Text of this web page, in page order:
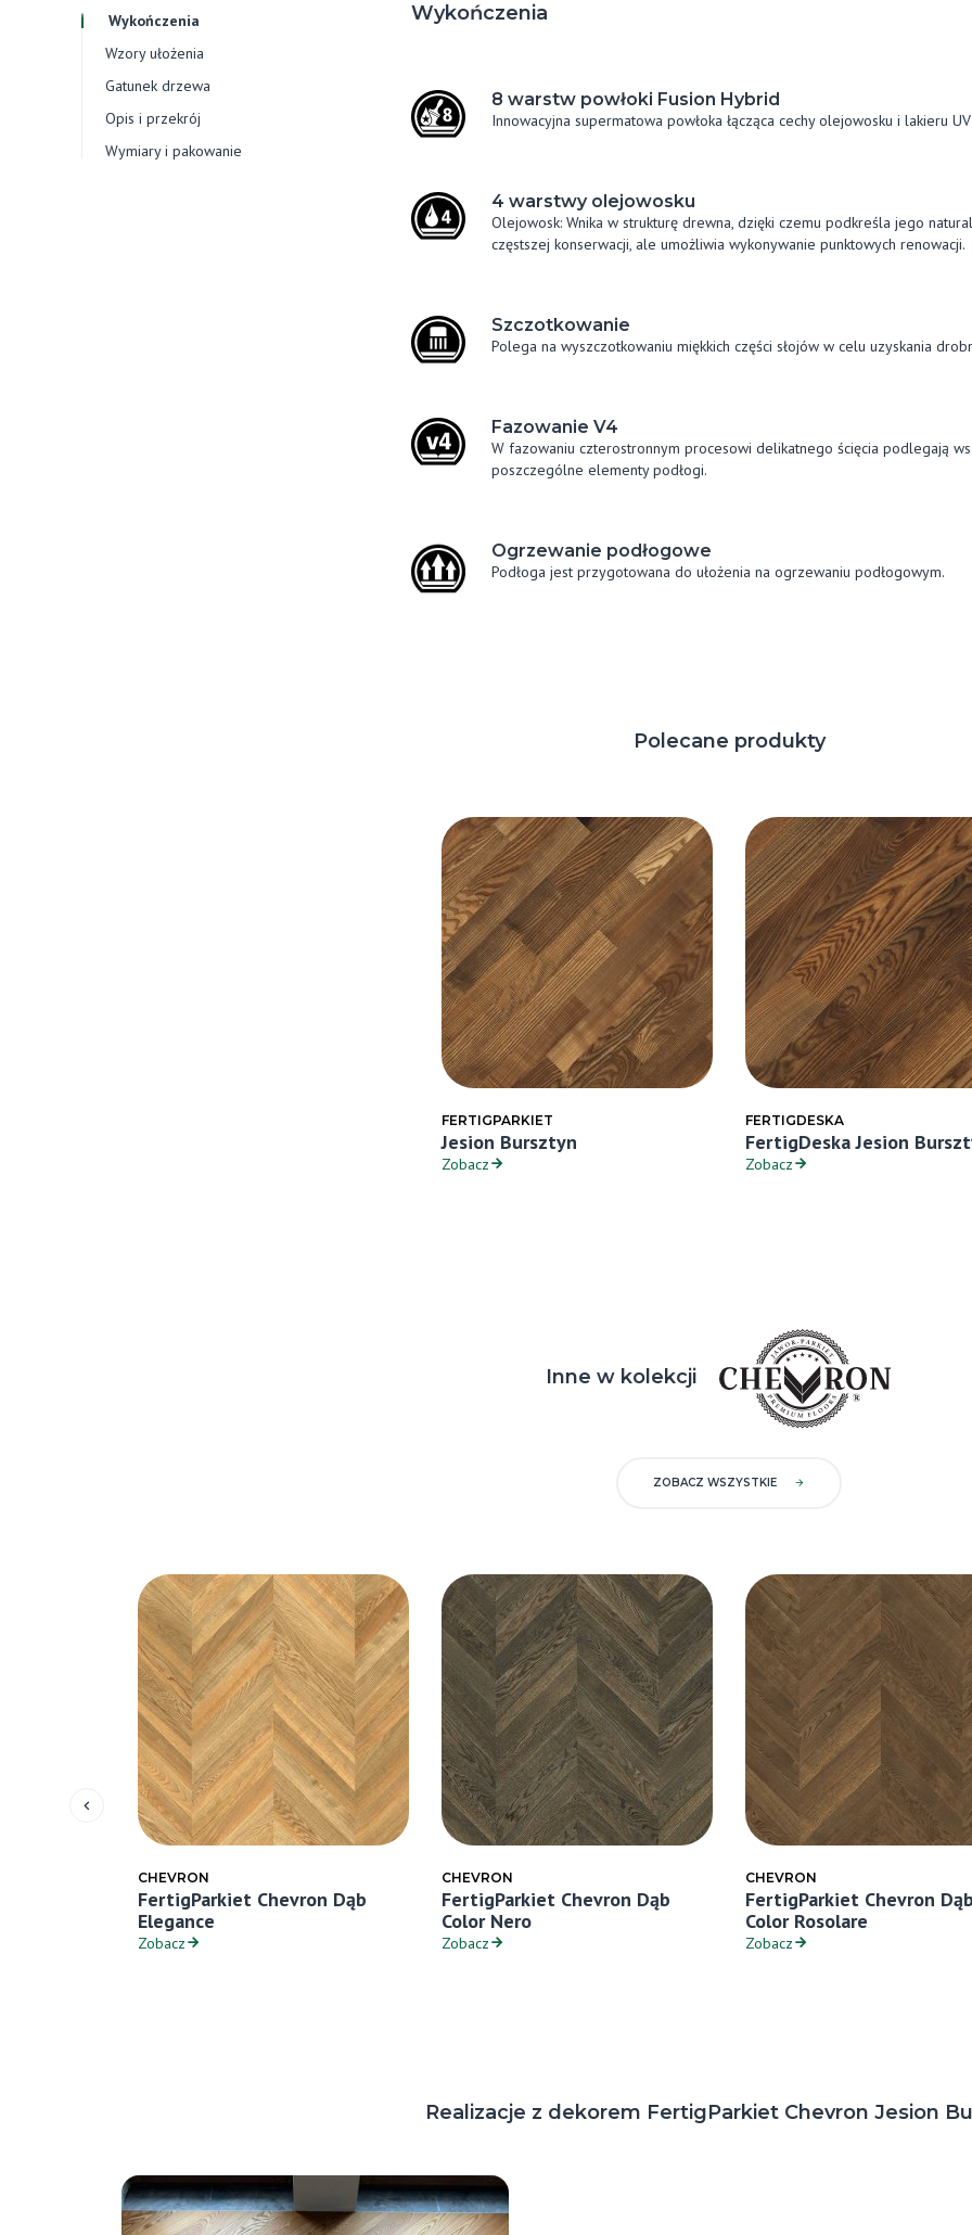
Wykończenia
Wzory ułożenia
Gatunek drzewa
Opis i przekrój
Wymiary i pakowanie
Wykończenia
8 warstw powłoki Fusion Hybrid
Innowacyjna supermatowa powłoka łącząca cechy olejowosku i lakieru
4 warstwy olejowosku
Olejowosk: Wnika w strukturę drewna, dzięki czemu podkreśla jego
częstszej konserwacji, ale umożliwia wykonywanie punktowych renowacji.
Szczotkowanie
Polega na wyszczotkowaniu miękkich części słojów w celu uzyskania
Fazowanie V4
W fazowaniu czterostronnym procesowi delikatnego ścięcia podlegają
poszczególne elementy podłogi.
Ogrzewanie podłogowe
Podłoga jest przygotowana do ułożenia na ogrzewaniu podłogowym.
Polecane produkty
FERTIGPARKIET
Jesion Bursztyn
Zobacz
FERTIGDESKA
FertigDeska Jesion
Zobacz
Inne w kolekcji
ZOBACZ WSZYSTKIE
CHEVRON
FertigParkiet Chevron Dąb
Elegance
Zobacz
CHEVRON
FertigParkiet Chevron Dąb
Color Nero
Zobacz
CHEVRON
FertigParkiet Chevron
Color Rosolare
Zobacz
Realizacje z dekorem FertigParkiet Chevron Jesion